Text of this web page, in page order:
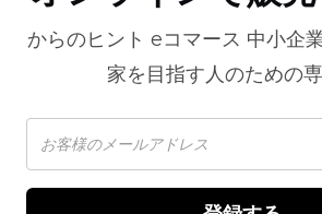
からのヒント eコマース 中小企
家を目指す人のための専